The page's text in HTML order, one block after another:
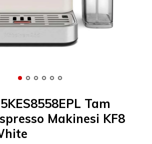
Tam
Makinesi KF8